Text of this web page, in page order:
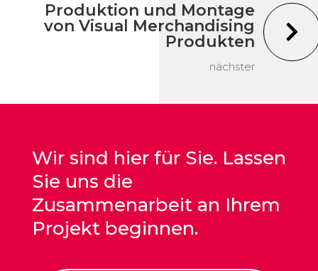

Produktion und Montage
von Visual Merchandising
Produkten
nächster
Wir sind hier für Sie. Lassen
Sie uns die
Zusammenarbeit an Ihrem
Projekt beginnen.